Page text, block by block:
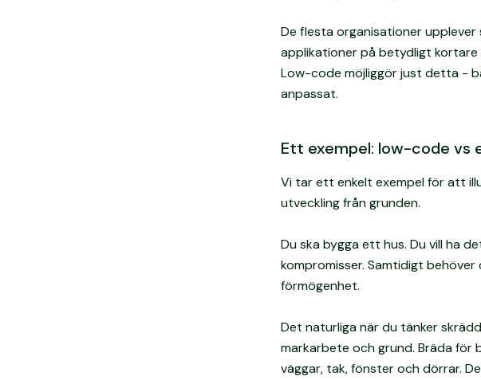
De flesta organisationer
applikationer på betydligt
Low-code möjliggör just detta -
anpassat.
Ett exempel: low-code vs
Vi tar ett enkelt exempel för att
utveckling från grunden.
Du ska bygga ett hus. Du vill ha
kompromisser. Samtidigt
förmögenhet.
Det naturliga när du tänker
markarbete och grund. Bräda för
väggar, tak, fönster och dörrar.